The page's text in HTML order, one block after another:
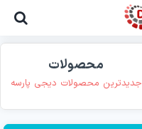
محصولات
جدیدترین محصولات دیجی پارسه